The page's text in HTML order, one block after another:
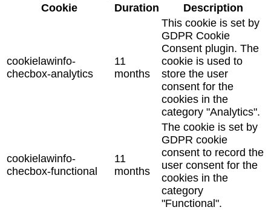
Cookie
Duration Description
cookielawinfo-
checbox-analytics
11
months
This cookie is set by
GDPR Cookie
Consent plugin. The
cookie is used to
store the user
consent for the
cookies in the
category "Analytics".
cookielawinfo-
checbox-functional
11
months
The cookie is set by
GDPR cookie
consent to record the
user consent for the
cookies in the
category
"Functional".